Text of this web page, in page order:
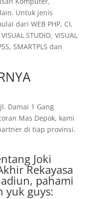
Untuk jenis
dari WEB PHP, CI,
STUDIO, VISUAL
SMARTPLS dan
Damai 1 Gang
Mas Depok, kami
di tiap provinsi.
Joki
Rekayasa
pahami
yuk guys: